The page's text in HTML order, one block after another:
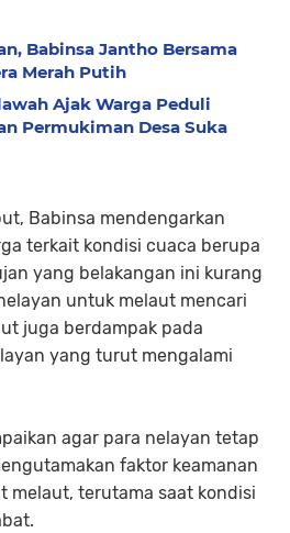
Babinsa Jantho Bersama
Merah Putih
Ajak Warga Peduli
Permukiman Desa Suka
Babinsa mendengarkan
terkait kondisi cuaca berupa
yang belakangan ini kurang
untuk melaut mencari
juga berdampak pada
yang turut mengalami
agar para nelayan tetap
faktor keamanan
melaut, terutama saat kondisi